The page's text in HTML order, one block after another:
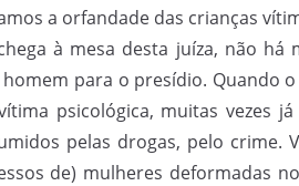
a orfandade das crianças
à mesa desta juíza, não
para o presídio. Quando
psicológica, muitas vezes
pelas drogas, pelo crime.
de) mulheres deformadas